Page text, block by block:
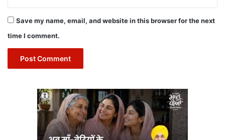
Save my name, email, and website in this browser for the next
time I comment.